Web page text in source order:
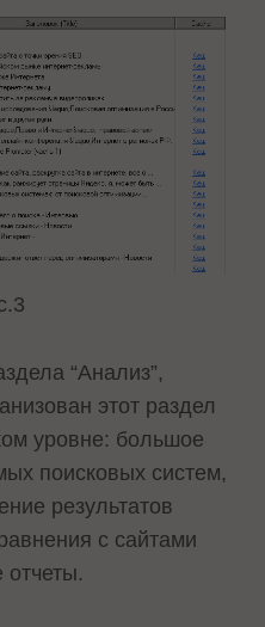
“Анализ”,
этот раздел
уровне: большое
поисковых систем,
результатов
с сайтами
отчеты.